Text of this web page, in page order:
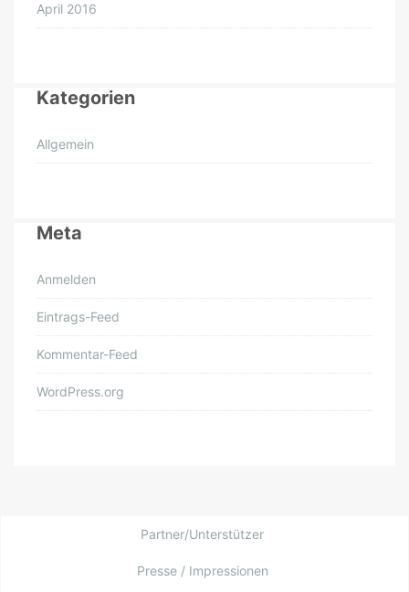
April 2016
Kategorien
Allgemein
Meta
Anmelden
Eintrags-Feed
Kommentar-Feed
WordPress.org
Partner/Unterstützer
Presse / Impressionen